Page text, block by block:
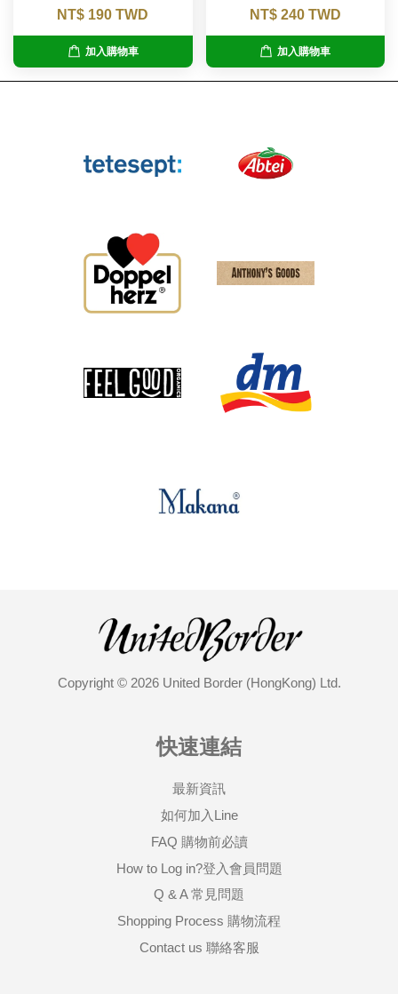
NT$ 190 TWD
加入購物車
NT$ 240 TWD
加入購物車
Copyright © 2026 United Border (HongKong) Ltd.
快速連結
最新資訊
如何加入Line
FAQ 購物前必讀
How to Log in?登入會員問題
Q & A 常見問題
Shopping Process 購物流程
Contact us 聯絡客服